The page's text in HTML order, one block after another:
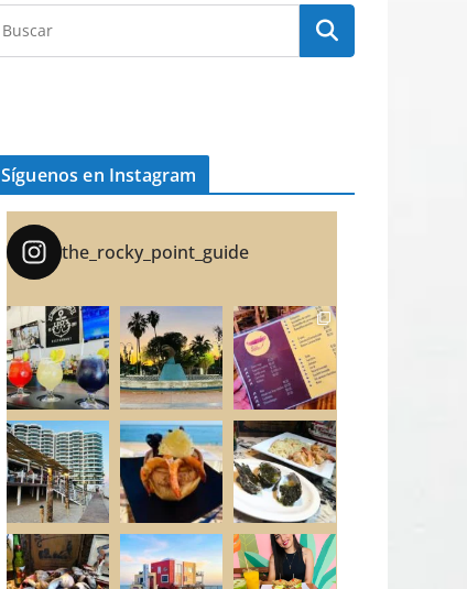
Síguenos en Instagram
the_rocky_point_guide